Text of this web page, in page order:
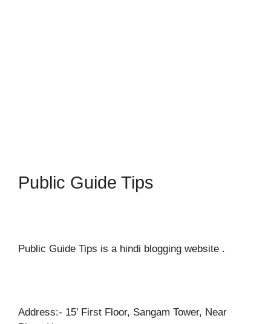
Public Guide Tips
Public Guide Tips is a hindi blogging website .
Address:- 15’ First Floor, Sangam Tower, Near